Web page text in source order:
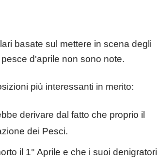
basate sul mettere in scena degli
d'aprile non sono note.
più interessanti in merito:
derivare dal fatto che proprio il
dei Pesci.
il 1° Aprile e che i suoi denigratori